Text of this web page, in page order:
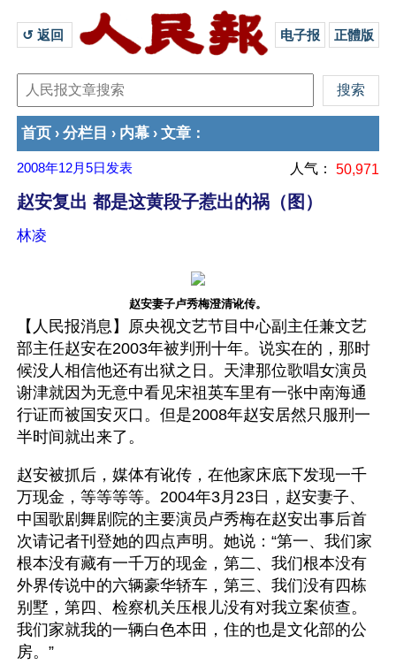
↺ 返回 电子报 正體版
首页 › 分栏目 › 内幕 › 文章 ：
2008年12月5日 发表 人气： 50,971
赵安复出 都是这黄段子惹出的祸（图）
林凌
赵安妻子卢秀梅澄清讹传。
【人民报消息】原央视文艺节目中心副主任兼文艺
部主任赵安在2003年被判刑十年。说实在的，那时
候没人相信他还有出狱之日。天津那位歌唱女演员
谢津就因为无意中看见宋祖英车里有一张中南海通
行证而被国安灭口。但是2008年赵安居然只服刑一
半时间就出来了。
赵安被抓后，媒体有讹传，在他家床底下发现一千
万现金，等等等等。2004年3月23日，赵安妻子、
中国歌剧舞剧院的主要演员卢秀梅在赵安出事后首
次请记者刊登她的四点声明。她说：“第一、我们家
根本没有藏有一千万的现金，第二、我们根本没有
外界传说中的六辆豪华轿车，第三、我们没有四栋
别墅，第四、检察机关压根儿没有对我立案侦查。
我们家就我的一辆白色本田，住的也是文化部的公
房。”